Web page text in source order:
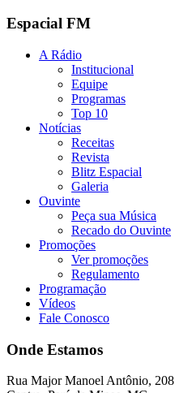
Espacial FM
A Rádio
Institucional
Equipe
Programas
Top 10
Notícias
Receitas
Revista
Blitz Espacial
Galeria
Ouvinte
Peça sua Música
Recado do Ouvinte
Promoções
Ver promoções
Regulamento
Programação
Vídeos
Fale Conosco
Onde Estamos
Rua Major Manoel Antônio, 208